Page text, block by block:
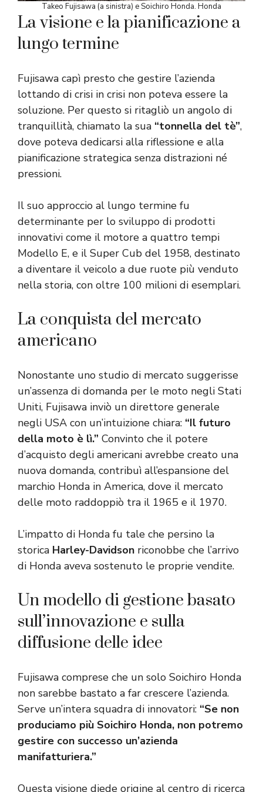
Takeo Fujisawa (a sinistra) e Soichiro Honda. Honda
La visione e la pianificazione a
lungo termine
Fujisawa capì presto che gestire l’azienda
lottando di crisi in crisi non poteva essere la
soluzione. Per questo si ritagliò un angolo di
tranquillità, chiamato la sua “tonnella del tè”,
dove poteva dedicarsi alla riflessione e alla
pianificazione strategica senza distrazioni né
pressioni.
Il suo approccio al lungo termine fu
determinante per lo sviluppo di prodotti
innovativi come il motore a quattro tempi
Modello E, e il Super Cub del 1958, destinato
a diventare il veicolo a due ruote più venduto
nella storia, con oltre 100 milioni di esemplari.
La conquista del mercato
americano
Nonostante uno studio di mercato suggerisse
un’assenza di domanda per le moto negli Stati
Uniti, Fujisawa inviò un direttore generale
negli USA con un’intuizione chiara: “Il futuro
della moto è lì.” Convinto che il potere
d’acquisto degli americani avrebbe creato una
nuova domanda, contribuì all’espansione del
marchio Honda in America, dove il mercato
delle moto raddoppiò tra il 1965 e il 1970.
L’impatto di Honda fu tale che persino la
storica Harley-Davidson riconobbe che l’arrivo
di Honda aveva sostenuto le proprie vendite.
Un modello di gestione basato
sull’innovazione e sulla
diffusione delle idee
Fujisawa comprese che un solo Soichiro Honda
non sarebbe bastato a far crescere l’azienda.
Serve un’intera squadra di innovatori: “Se non
produciamo più Soichiro Honda, non potremo
gestire con successo un’azienda
manifatturiera.”
Questa visione diede origine al centro di ricerca